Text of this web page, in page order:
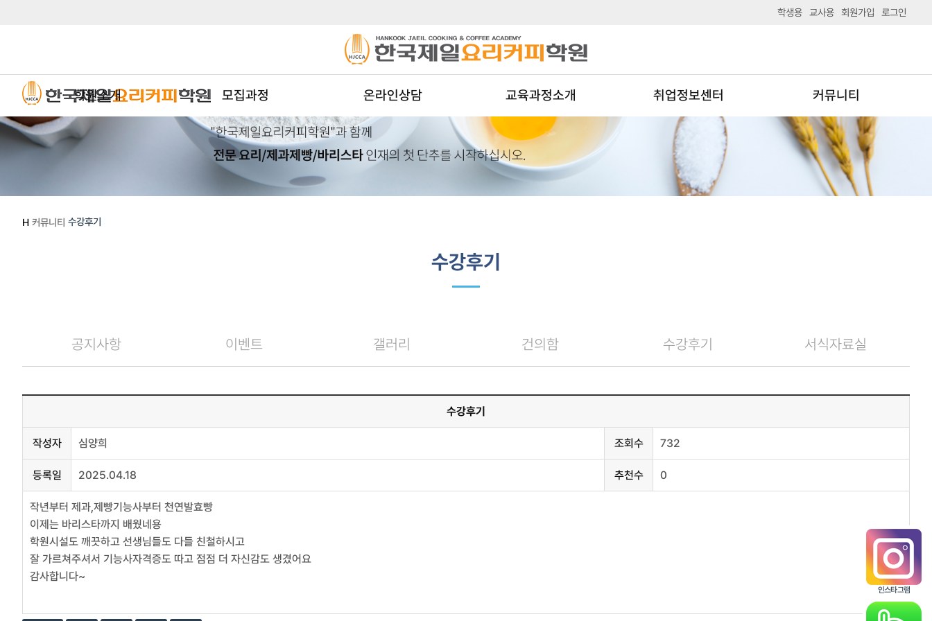
학생용 교사용 회원가입 로그인
학원소개 모집과정 온라인상담 교육과정소개 취업정보센터 커뮤니티
H 커뮤니티 수강후기
수강후기
공지사항 이벤트 갤러리 건의함 수강후기 서식자료실
수강후기
작성자 심양희 조회수 732
등록일 2025.04.18 추천수 0
작년부터 제과,제빵기능사부터 천연발효빵
이제는 바리스타까지 배웠네용
학원시설도 깨끗하고 선생님들도 다들 친철하시고
잘 가르쳐주셔서 기능사자격증도 따고 점점 더 자신감도 생겼어요
감사합니다~
인스타그램